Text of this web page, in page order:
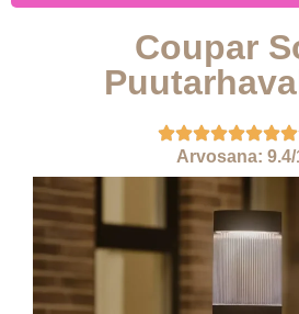
Coupar
Arvosana: 9.4/